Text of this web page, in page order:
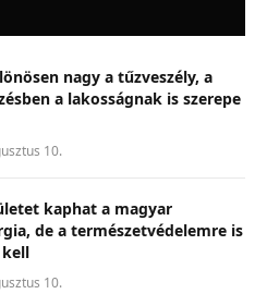
nagy a tűzveszély, a
a lakosságnak is szerepe
10.
kaphat a magyar
de a természetvédelemre is
10.